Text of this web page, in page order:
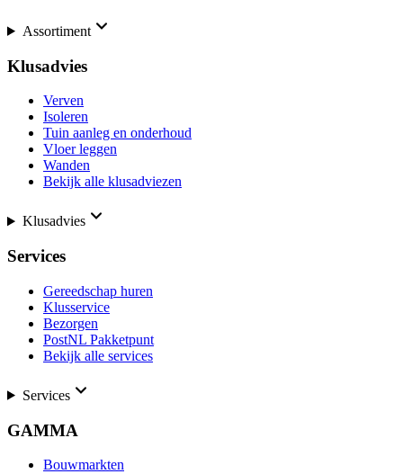
Assortiment
Klusadvies
Verven
Isoleren
Tuin aanleg en onderhoud
Vloer leggen
Wanden
Bekijk alle klusadviezen
Klusadvies
Services
Gereedschap huren
Klusservice
Bezorgen
PostNL Pakketpunt
Bekijk alle services
Services
GAMMA
Bouwmarkten